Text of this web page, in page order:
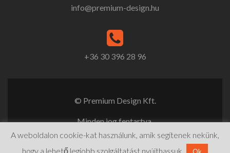
info@premium-design.hu
+36 30 396 28 96
© Premium Design Kft.
Minden jog fentartva.
Cookie szabályzat
A weboldalon cookie-kat használunk, amik segítenek nekünk,
hogy a lehető legjobb szolgáltatást nyújthassuk.